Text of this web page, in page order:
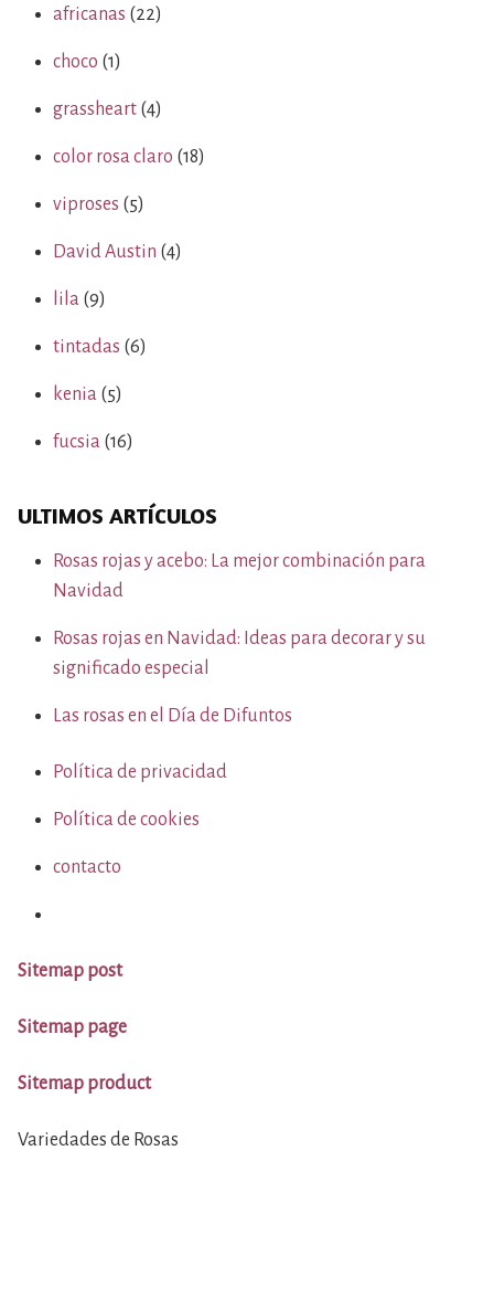
africanas (22)
choco (1)
grassheart (4)
color rosa claro (18)
viproses (5)
David Austin (4)
lila (9)
tintadas (6)
kenia (5)
fucsia (16)
ULTIMOS ARTÍCULOS
Rosas rojas y acebo: La mejor combinación para
Navidad
Rosas rojas en Navidad: Ideas para decorar y su
significado especial
Las rosas en el Día de Difuntos
Política de privacidad
Política de cookies
contacto
Sitemap post
Sitemap page
Sitemap product
Variedades de Rosas